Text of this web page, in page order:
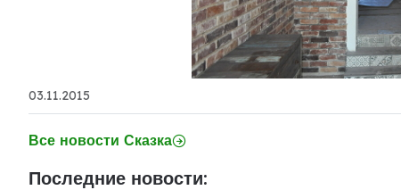
03.11.2015
Все новости Сказка
Последние новости: